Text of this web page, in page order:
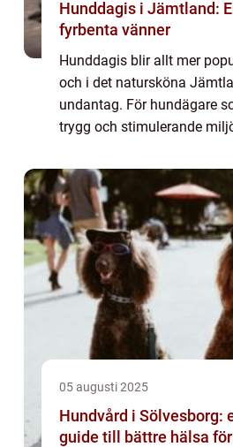
Hunddagis i Jämtland:
fyrbenta vänner
Hunddagis blir allt mer
och i det natursköna
undantag. För hundägare
trygg och stimulerande
05 augusti 2025
Hundvård i Sölvesborg:
guide till bättre hälsa